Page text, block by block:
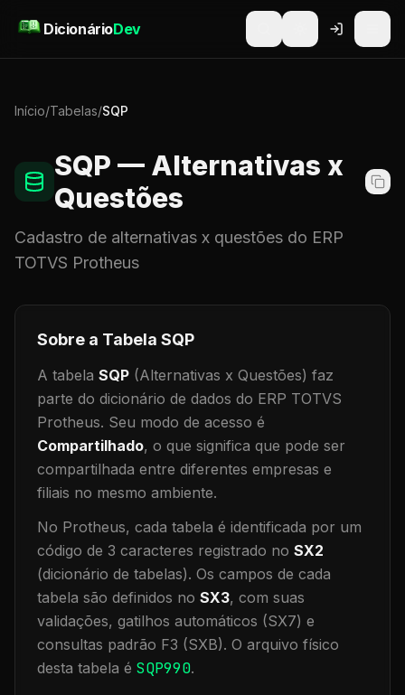
DicionárioDev
Início/Tabelas/SQP
SQP — Alternativas x
Questões
Cadastro de alternativas x questões do ERP
TOTVS Protheus
Sobre a Tabela SQP
A tabela SQP (Alternativas x Questões) faz
parte do dicionário de dados do ERP TOTVS
Protheus. Seu modo de acesso é
Compartilhado, o que significa que pode ser
compartilhada entre diferentes empresas e
filiais no mesmo ambiente.
No Protheus, cada tabela é identificada por um
código de 3 caracteres registrado no SX2
(dicionário de tabelas). Os campos de cada
tabela são definidos no SX3, com suas
validações, gatilhos automáticos (SX7) e
consultas padrão F3 (SXB). O arquivo físico
desta tabela é SQP990.